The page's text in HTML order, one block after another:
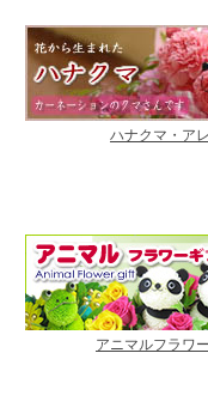
ハナクマ・ア
アニマルフラワ